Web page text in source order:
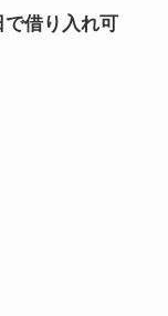
借り入れ可